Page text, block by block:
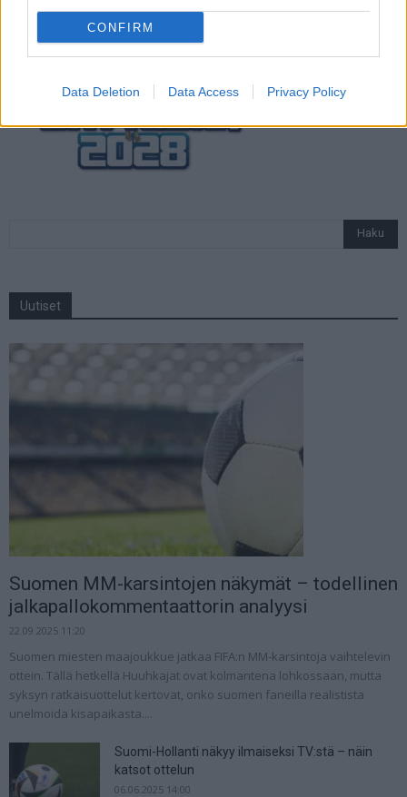
CONFIRM
Data Deletion Data Access Privacy Policy
Uutiset
Suomen MM-karsintojen näkymät – todellinen
jalkapallokommentaattorin analyysi
22.09.2025 11:20
Suomen miesten maajoukkue jatkaa FIFA:n MM-karsintoja vaihtelevin
ottein. Tällä hetkellä Huuhkajat ovat kolmantena lohkossaan, mutta
syksyn ratkaisuottelut kertovat, onko suomen faneilla realistista
unelmoida kisapaikasta....
Suomi-Hollanti näkyy ilmaiseksi TV:stä – näin
katsot ottelun
06.06.2025 14:00